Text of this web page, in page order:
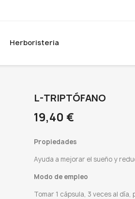
Herboristeria
L-TRIPTÓFANO
19,40 €
Propiedades
Ayuda a mejorar el sueño y
Modo de empleo
Tomar 1 cápsula, 3 veces al